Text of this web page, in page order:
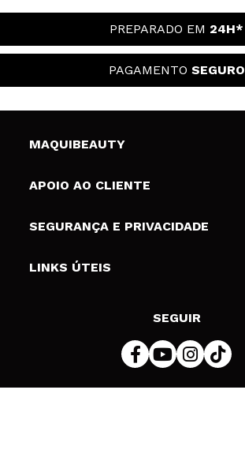
PREPARADO EM 24H*
PAGAMENTO SEGURO
MAQUIBEAUTY
Sobre nós
Gift Cards
APOIO AO CLIENTE
Envios e Devoluções
Formas de pagamento
SEGURANÇA E PRIVACIDADE
Termos e Privacidade
LINKS ÚTEIS
SEGUIR